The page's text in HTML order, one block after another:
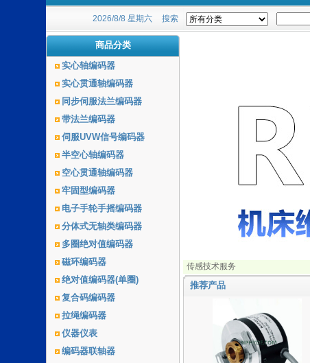
2026/8/8 星期六 搜索
商品分类
实心轴编码器
实心贯通轴编码器
同步伺服法兰编码器
带法兰编码器
伺服UVW信号编码器
半空心轴编码器
空心贯通轴编码器
牢固型编码器
电子手轮手摇编码器
分体式无轴类编码器
多圈绝对值编码器
磁环编码器
绝对值编码器(单圈)
复合码编码器
拉绳编码器
仪器仪表
编码器联轴器
传感技术服务
推荐产品